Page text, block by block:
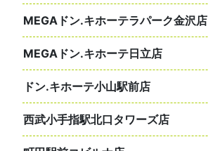
MEGAドン.キホーテラパーク金沢店
MEGAドン.キホーテ日立店
ドン.キホーテ小山駅前店
西武小手指駅北口タワーズ店